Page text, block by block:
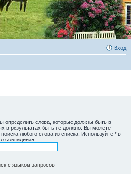
Вход
определить слова, которые должны быть в
в результатах быть не должно. Вы можете
поиска любого слова из списка. Используйте * в
совпадения.
с языком запросов